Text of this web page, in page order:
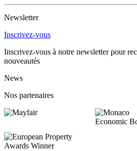
Newsletter
Inscrivez-vous
Inscrivez-vous à notre newsletter pour
nouveautés
News
Nos partenaires